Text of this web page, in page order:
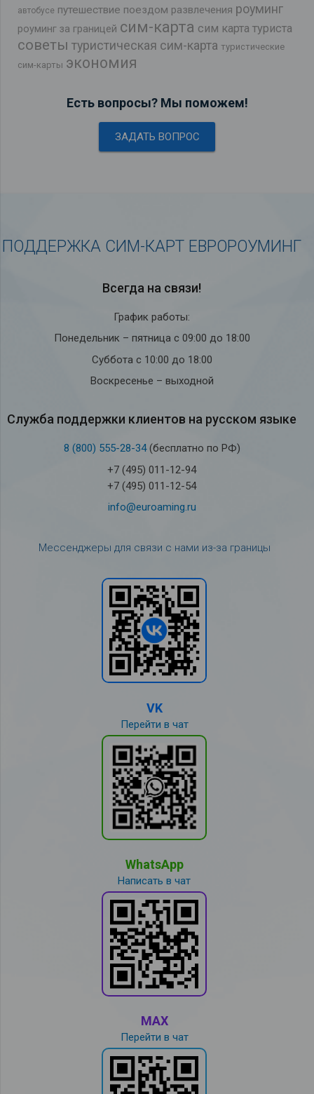
автобусе путешествие поездом развлечения роуминг
роуминг за границей сим-карта сим карта туриста
советы туристическая сим-карта туристические
сим-карты экономия
Есть вопросы? Мы поможем!
ЗАДАТЬ ВОПРОС
ПОДДЕРЖКА СИМ-КАРТ ЕВРОРОУМИНГ
Всегда на связи!
График работы:
Понедельник – пятница с 09:00 до 18:00
Суббота с 10:00 до 18:00
Воскресенье – выходной
Служба под­держки кли­ен­тов на рус­ском языке
8 (800) 555-28-34(бесплатно по РФ)
+7 (495) 011-12-94
+7 (495) 011-12-54
info@euroaming.ru
Мессенджеры для связи с нами из-за границы
VK
Перейти в чат
WhatsApp
Написать в чат
MAX
Перейти в чат